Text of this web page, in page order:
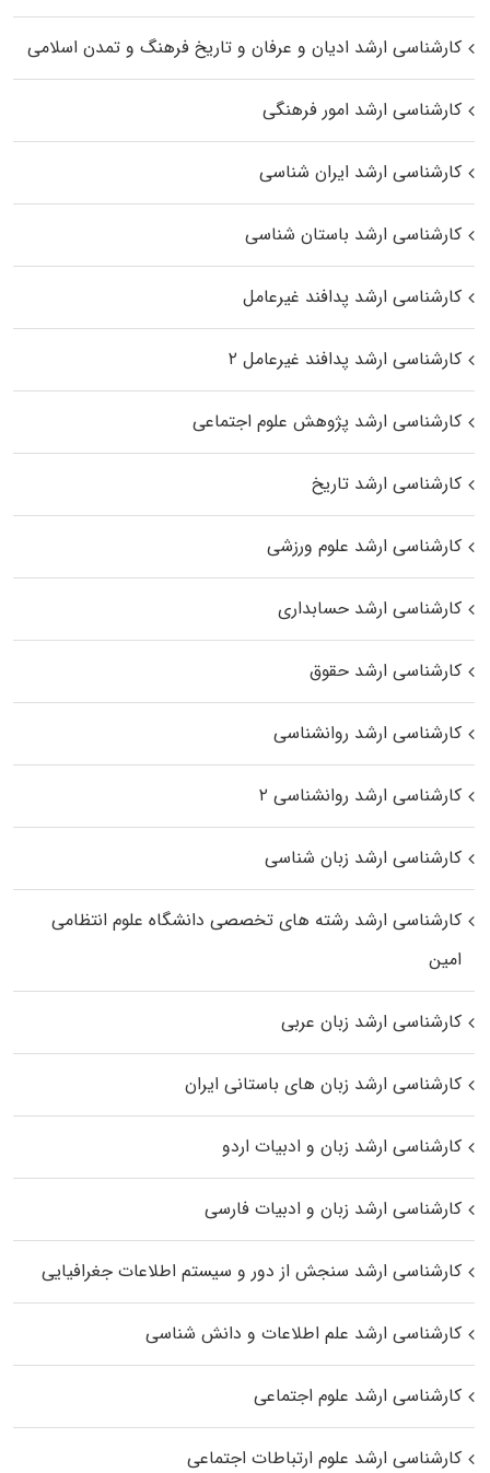
کارشناسی ارشد ادیان و عرفان و تاریخ فرهنگ و تمدن اسلامی
کارشناسی ارشد امور فرهنگی
کارشناسی ارشد ایران شناسی
کارشناسی ارشد باستان شناسی
کارشناسی ارشد پدافند غیرعامل
کارشناسی ارشد پدافند غیرعامل ۲
کارشناسی ارشد پژوهش علوم اجتماعی
کارشناسی ارشد تاریخ
کارشناسی ارشد علوم ورزشی
کارشناسی ارشد حسابداری
کارشناسی ارشد حقوق
کارشناسی ارشد روانشناسی
کارشناسی ارشد روانشناسی ۲
کارشناسی ارشد زبان شناسی
کارشناسی ارشد رﺷﺘﻪ ﻫﺎی تخصصی داﻧﺸﮕﺎه ﻋﻠﻮم انتظامی
اﻣﻴﻦ
کارشناسی ارشد زبان عربی
کارشناسی ارشد زبان‌ های باستانی ایران
کارشناسی ارشد زبان و ادبیات اردو
کارشناسی ارشد زبان و ادبیات فارسی
کارشناسی ارشد سنجش از دور و سیستم اطلاعات جغرافیایی
کارشناسی ارشد علم اطلاعات و دانش شناسی
کارشناسی ارشد علوم اجتماعی
کارشناسی ارشد علوم ارتباطات اجتماعی